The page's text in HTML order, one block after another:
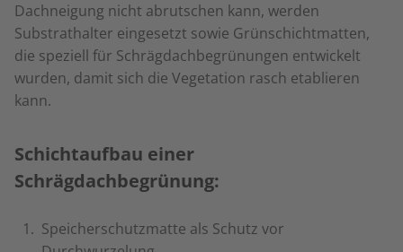
Dachneigung nicht abrutschen kann, werden
Substrathalter eingesetzt sowie Grünschichtmatten,
die speziell für Schrägdachbegrünungen entwickelt
wurden, damit sich die Vegetation rasch etablieren
kann.
Schichtaufbau einer
Schrägdachbegrünung:
Speicherschutzmatte als Schutz vor